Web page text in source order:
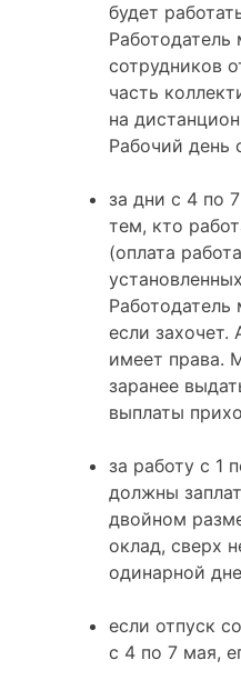
будет
Работодатель
сотрудников
часть
на
Рабочий день
за дни с 4 по
тем, кто
(оплата
если захочет.
имеет права.
заранее
выплаты
за работу с 1
должны
двойном
оклад, сверх
одинарной
если отпуск
с 4 по 7 мая,